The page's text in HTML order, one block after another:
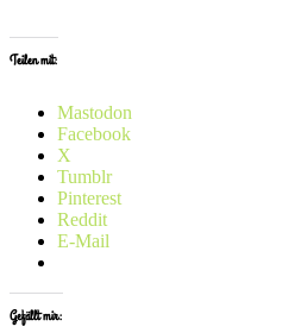
Teilen mit:
Mastodon
Facebook
X
Tumblr
Pinterest
Reddit
E-Mail
Gefällt mir: